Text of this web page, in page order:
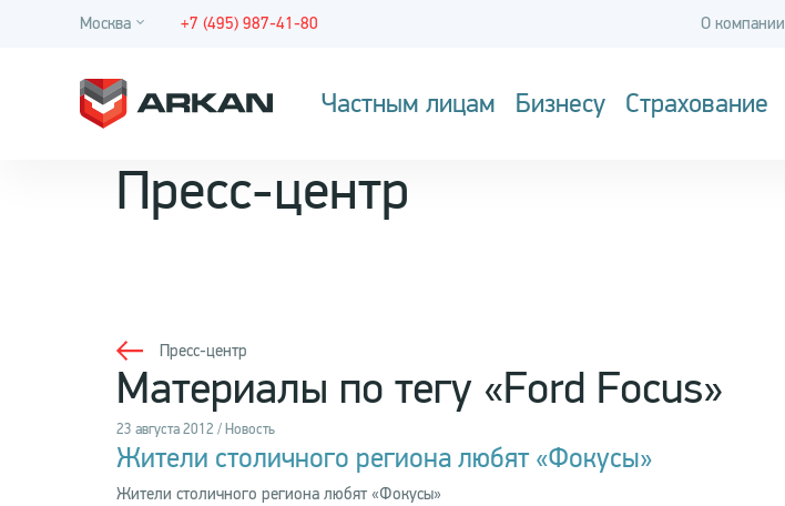
Москва +7 (495) 987-41-80 О компании
Частным лицам Бизнесу Страхование
Пресс-центр
Пресс-центр
Материалы по тегу «Ford Focus»
23 августа 2012 / Новость
Жители столичного региона любят «Фокусы»
Жители столичного региона любят «Фокусы»